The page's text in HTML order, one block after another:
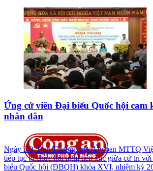
Ứng cử viên Đại biểu Quốc hội cam
nhân dân
Ngày 3-3, Ban Thường trực Ủy ban MTTQ
tiếp tục tổ chức hội nghị tiếp xúc giữa cử tri
biểu Quốc hội (ĐBQH) khóa XVI, nhiệm kỳ